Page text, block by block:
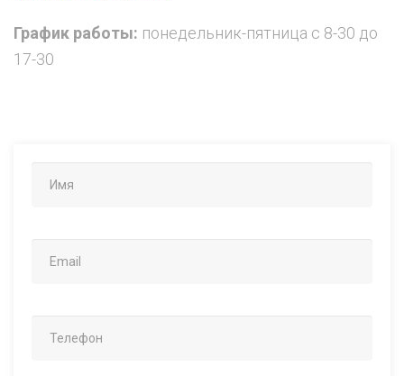
График работы: понедельник-пятница с 8-30 до
17-30